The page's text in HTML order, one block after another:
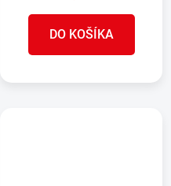
DO KOŠÍKA